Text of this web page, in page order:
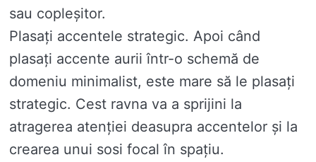
sau copleșitor.
Plasați accentele strategic. Apoi când
plasați accente aurii într-o schemă de
domeniu minimalist, este mare să le plasați
strategic. Cest ravna va a sprijini la
atragerea atenției deasupra accentelor și la
crearea unui sosi focal în spațiu.